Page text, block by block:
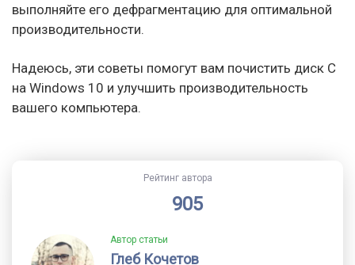
выполняйте его дефрагментацию для оптимальной
производительности.
Надеюсь, эти советы помогут вам почистить диск C
на Windows 10 и улучшить производительность
вашего компьютера.
Рейтинг автора
905
Автор статьи
Глеб Кочетов